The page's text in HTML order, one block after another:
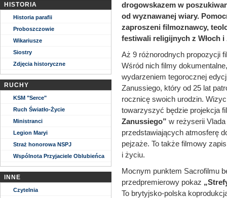
HISTORIA
Historia parafii
Proboszczowie
Wikariusze
Siostry
Zdjęcia historyczne
RUCHY
KSM "Serce"
Ruch Światło-Życie
Ministranci
Legion Maryi
Straż honorowa NSPJ
Wspólnota Przyjaciele Oblubieńca
INNE
Czytelnia
drogowskazem w
od wyznawanej wiary.
zaproszeni filmoznawcy,
festiwali religijnych z Włoch i
Aż 9 różnorodnych propozycji
Wśród nich filmy
wydarzeniem tegorocznej
Zanussiego, który od 25 lat
rocznicę swoich urodzin.
towarzyszyć będzie projekcja
Zanussiego” w reżyserii
przedstawiających atmosferę
pejzaże. To także filmowy
i życiu.
Mocnym punktem Sacrofilmu
przedpremierowy pokaz
To brytyjsko-polska